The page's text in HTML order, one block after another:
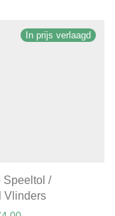
In prijs verlaagd
Speeltol /
Vlinders